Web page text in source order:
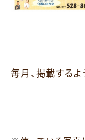
毎月、掲載するよ